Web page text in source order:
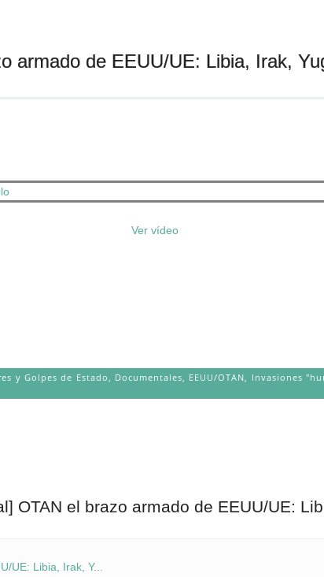
armado de EEUU/UE: Libia, Irak,
Ver vídeo
y Golpes de Estado Documentales EEUU/OTAN Invasiones
OTAN el brazo armado de EEUU/UE:
UE: Libia, Irak, Y...